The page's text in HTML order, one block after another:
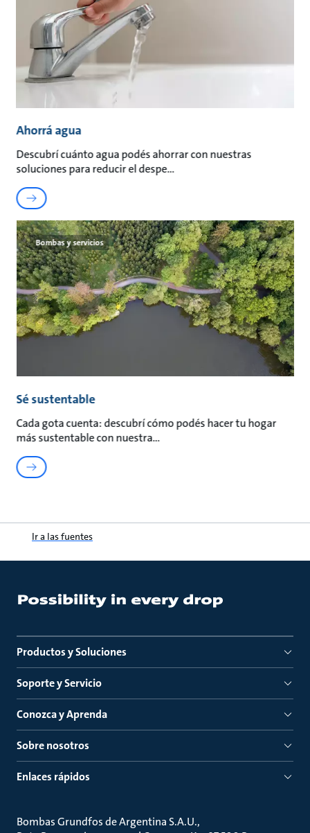
Ahorrá agua
Descubrí cuánto agua podés ahorrar con nuestras
soluciones para reducir el despe
Bombas y servicios
Sé sustentable
Cada gota cuenta: descubrí cómo podés hacer tu hogar
más sustentable con nuestra
Ir a las fuentes
Productos y Soluciones
Soporte y Servicio
Conozca y Aprenda
Sobre nosotros
Enlaces rápidos
Bombas Grundfos de Argentina S.A.U.